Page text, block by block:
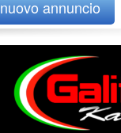
annuncio